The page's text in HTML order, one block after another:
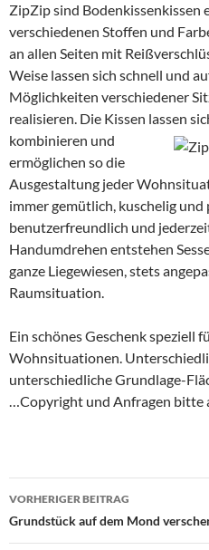
ZipZip sind Bodenkissenkissen
verschiedenen Stoffen und
an allen Seiten mit
Weise lassen sich schnell und
Möglichkeiten verschiedener
realisieren. Die Kissen lassen
kombinieren und
ermöglichen so die
Ausgestaltung jeder
immer gemütlich, kuschelig und
benutzerfreundlich und
Handumdrehen entstehen
ganze Liegewiesen, stets
Raumsituation.
Ein schönes Geschenk speziell
Wohnsituationen.
unterschiedliche Grundlage-
…Copyright und Anfragen bitte
Beitragsnavigation
VORHERIGER BEITRAG
Grundstück auf dem Mond